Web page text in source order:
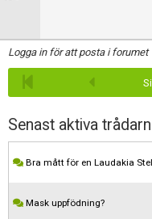
Logga in för att posta i forumet
Senast aktiva
Bra mått för en Laudakia
Mask uppfödning?